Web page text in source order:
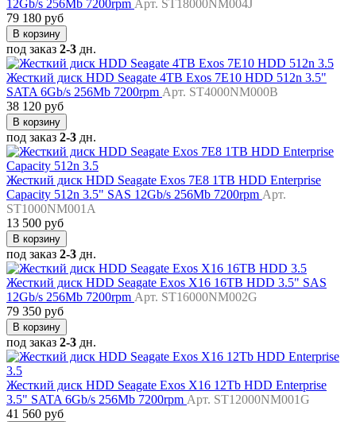
12Gb/s 256Mb 7200rpm Арт. ST18000NM004J
79 180 руб
В корзину
под заказ 2-3 дн.
Жесткий диск HDD Seagate 4TB Exos 7E10 HDD 512n 3.5"
SATA 6Gb/s 256Mb 7200rpm Арт. ST4000NM000B
38 120 руб
В корзину
под заказ 2-3 дн.
Жесткий диск HDD Seagate Exos 7E8 1TB HDD Enterprise
Capacity 512n 3.5" SAS 12Gb/s 256Mb 7200rpm Арт.
ST1000NM001A
13 500 руб
В корзину
под заказ 2-3 дн.
Жесткий диск HDD Seagate Exos X16 16TB HDD 3.5" SAS
12Gb/s 256Mb 7200rpm Арт. ST16000NM002G
79 350 руб
В корзину
под заказ 2-3 дн.
Жесткий диск HDD Seagate Exos X16 12Tb HDD Enterprise
3.5" SATA 6Gb/s 256Mb 7200rpm Арт. ST12000NM001G
41 560 руб